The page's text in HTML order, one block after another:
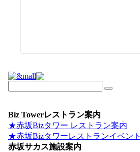
Biz Towerレストラン案内
★赤坂Bizタワー レストラン案内
★赤坂Bizタワーレストランイベント
赤坂サカス施設案内